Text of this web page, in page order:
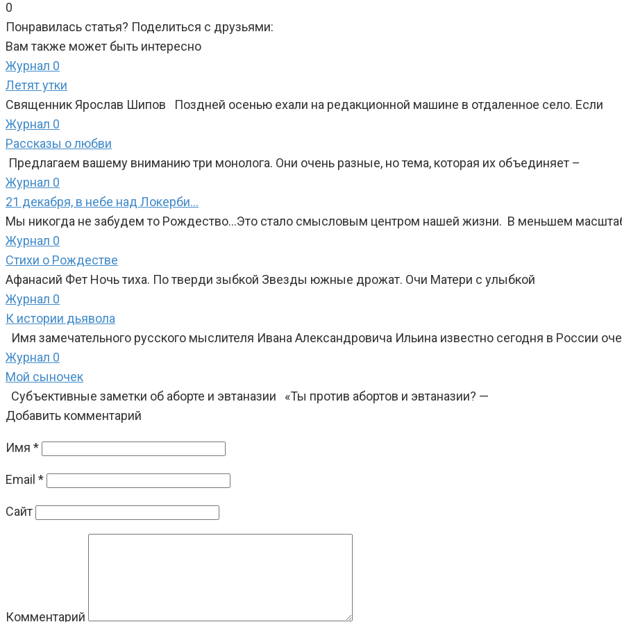
0
Понравилась статья? Поделиться с друзьями:
Вам также может быть интересно
Журнал 0
Летят утки
Священник Ярослав Шипов Поздней осенью ехали на редакционной машине в отдаленное село. Если
Журнал 0
Рассказы о любви
Предлагаем вашему вниманию три монолога. Они очень разные, но тема, которая их объединяет –
Журнал 0
21 декабря, в небе над Локерби…
Мы никогда не забудем то Рождество…Это стало смысловым центром нашей жизни. В меньшем
Журнал 0
Стихи о Рождестве
Афанасий Фет Ночь тиха. По тверди зыбкой Звезды южные дрожат. Очи Матери с улыбкой
Журнал 0
К истории дьявола
Имя замечательного русского мыслителя Ивана Александровича Ильина известно сегодня в России
Журнал 0
Мой сыночек
Субъективные заметки об аборте и эвтаназии «Ты против абортов и эвтаназии? —
Добавить комментарий
Имя *
Email *
Сайт
Комментарий